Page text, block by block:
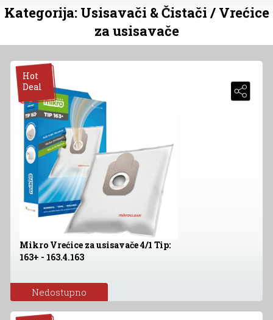
Kategorija: Usisavači & Čistači / Vrećice
za usisavače
Hot
Deal
Mikro Vrećice za usisavače 4/1 Tip:
163+ - 163.4.163
Nedostupno